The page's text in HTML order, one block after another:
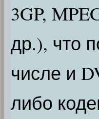
3GP,
др.), что
числе и
либо